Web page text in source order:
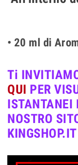
• 20 ml di
Ti
QUI PER
ISTANTANEI
NOSTRO
KINGSHOP.IT